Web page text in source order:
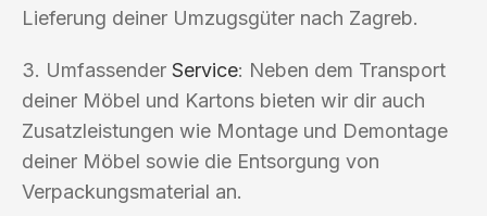
Lieferung deiner Umzugsgüter nach Zagreb.
3. Umfassender Service: Neben dem Transport
deiner Möbel und Kartons bieten wir dir auch
Zusatzleistungen wie Montage und Demontage
deiner Möbel sowie die Entsorgung von
Verpackungsmaterial an.